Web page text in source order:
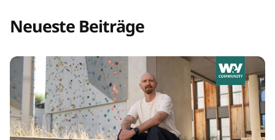
Neueste Beiträge